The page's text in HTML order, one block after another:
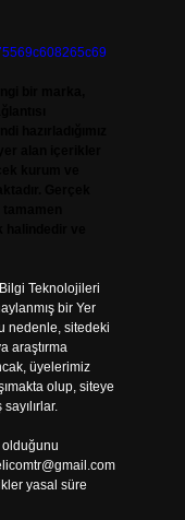
Teknolojileri
bir Yer
nedenle, sitedeki
araştırma
üyelerimiz
olup, siteye
olduğunu
yasal süre